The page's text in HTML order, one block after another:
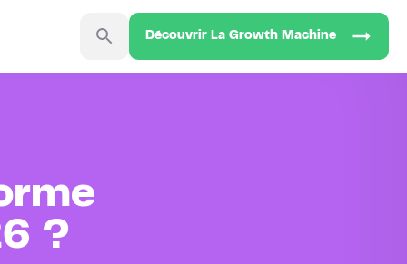
Découvrir La Growth Machine
?